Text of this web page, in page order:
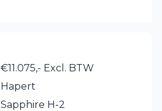
€11.075,- Excl. BTW
Hapert
Sapphire H-2